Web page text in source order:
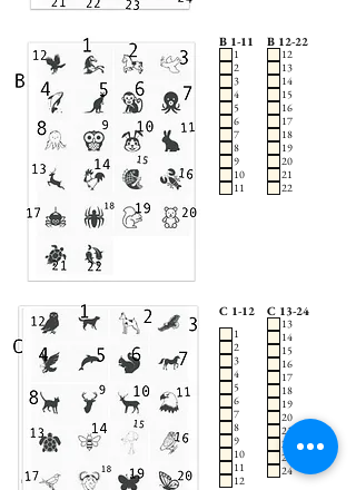
B 1-11
1
2
3
4
5
6
7
8
9
10
11
B 12-22
12
13
14
15
16
17
18
19
20
21
22
C 13-24
13
14
15
16
17
18
19
20
21
22
23
24
C 1-12
1
2
3
4
5
6
7
8
9
10
11
12